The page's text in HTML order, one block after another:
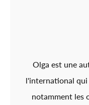
Olga est une
l'international qui
notamment les